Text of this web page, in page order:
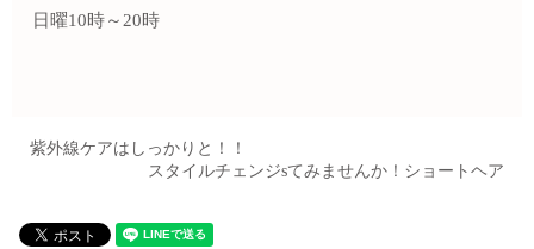
日曜10時～20時
紫外線ケアはしっかりと！！
スタイルチェンジsてみませんか！ショートヘア